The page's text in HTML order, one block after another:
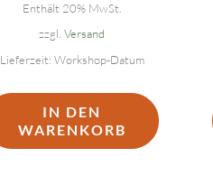
Enthält 20% MwSt.
zzgl.Versand
Lieferzeit: Workshop-Datum
IN DEN
WARENKORB